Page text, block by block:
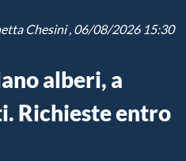
Chesini, 06/08/2026 15:30
alberi, a
Richieste entro